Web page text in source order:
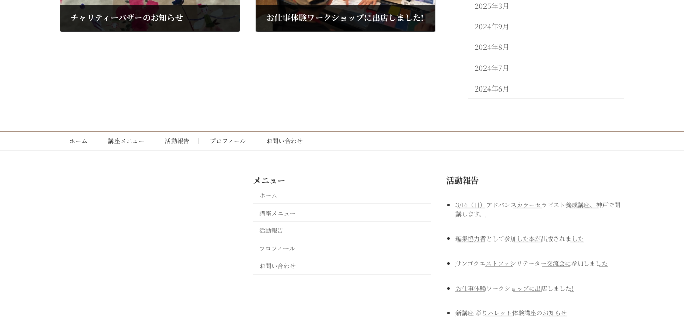
チャリティーバザーのお知らせ お仕事体験ワークショップに出店しました!
2025年3月
2024年9月
2024年8月
2024年7月
2024年6月
ホーム 講座メニュー 活動報告 プロフィール お問い合わせ
メニュー
ホーム
講座メニュー
活動報告
プロフィール
お問い合わせ
活動報告
3/16（日）アドバンスカラーセラピスト養成講座、神戸で開
講します。
編集協力者として参加した本が出版されました
サンゴクエストファシリテーター交流会に参加しました
お仕事体験ワークショップに出店しました!
新講座 彩りパレット体験講座のお知らせ